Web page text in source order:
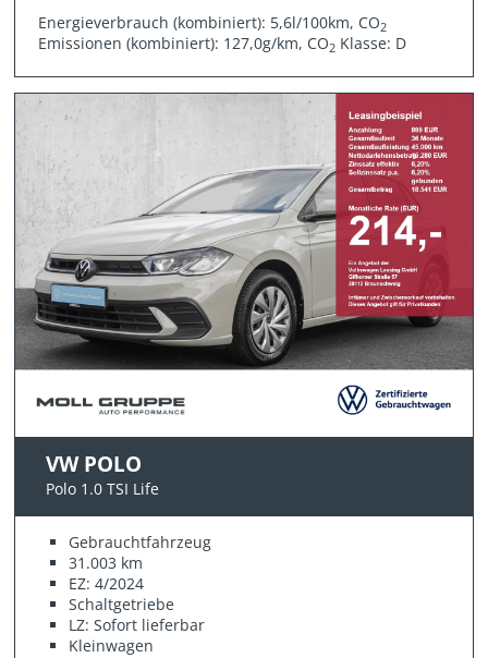
Energieverbrauch (kombiniert): 5,6l/100km, CO2
Emissionen (kombiniert): 127,0g/km, CO2 Klasse: D
VW POLO
Polo 1.0 TSI Life
Gebrauchtfahrzeug
31.003 km
EZ: 4/2024
Schaltgetriebe
LZ: Sofort lieferbar
Kleinwagen